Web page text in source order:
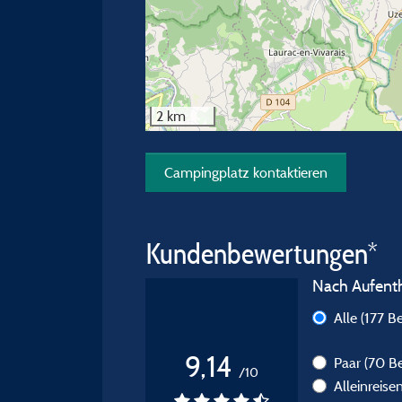
2 km
Campingplatz kontaktieren
Kundenbewertungen*
9,14 /10
Nach
Alle (177
Paar (70